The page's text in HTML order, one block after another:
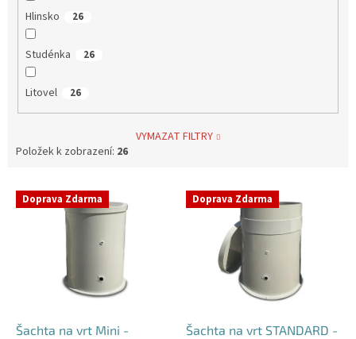
Hlinsko 26
Studénka 26
Litovel 26
VYMAZAT FILTRY
Položek k zobrazení: 26
V Doprava Zdarma
Šachta na vrt Mini -
Doprava Zdarma
Šachta na vrt STANDARD -